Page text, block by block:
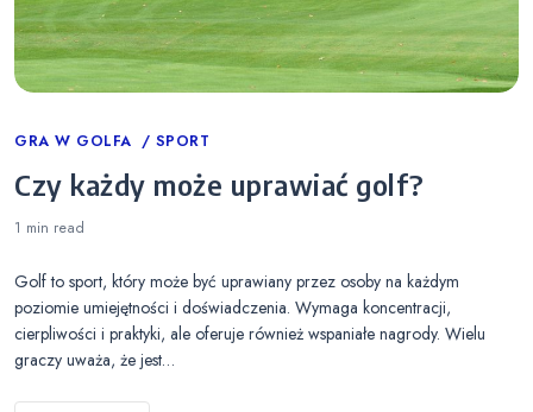
Categories
GRA W GOLFA SPORT
Czy każdy może uprawiać golf?
1 min read
Golf to sport, który może być uprawiany przez osoby na każdym
poziomie umiejętności i doświadczenia. Wymaga koncentracji,
cierpliwości i praktyki, ale oferuje również wspaniałe nagrody. Wielu
graczy uważa, że jest…